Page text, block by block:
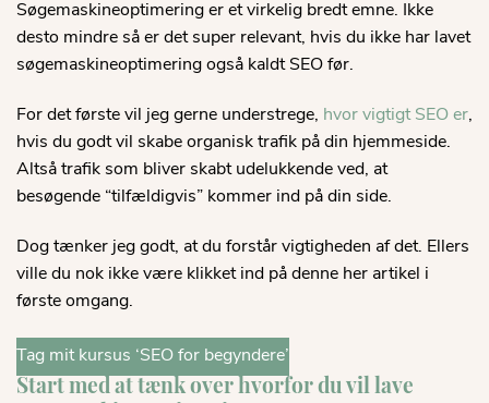
Søgemaskineoptimering er et virkelig bredt emne. Ikke
desto mindre så er det super relevant, hvis du ikke har lavet
søgemaskineoptimering også kaldt SEO før.
For det første vil jeg gerne understrege, hvor vigtigt SEO er,
hvis du godt vil skabe organisk trafik på din hjemmeside.
Altså trafik som bliver skabt udelukkende ved, at
besøgende “tilfældigvis” kommer ind på din side.
Dog tænker jeg godt, at du forstår vigtigheden af det. Ellers
ville du nok ikke være klikket ind på denne her artikel i
første omgang.
Tag mit kursus ‘SEO for begyndere’
Start med at tænk over hvorfor du vil lave